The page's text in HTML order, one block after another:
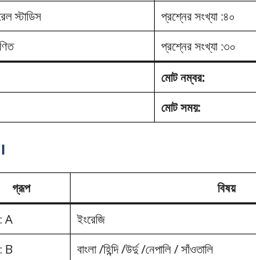
স্টাডিস
প্রশ্নের সংখ্যা :৪০
প্রশ্নের সংখ্যা :৩০
মোট নম্বর:
মোট সময়:
গ্রূপ বিষয়
A
ইংরেজি
B
বাংলা /হিন্দি /উর্দু /নেপালি / সাঁওতালি